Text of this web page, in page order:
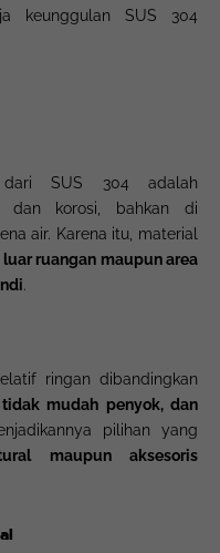
keunggulan SUS 304
dari SUS 304 adalah
dan korosi, bahkan di
air. Karena itu, material
ruangan maupun area
.
ringan dibandingkan
mudah penyok, dan
pilihan yang
maupun aksesoris